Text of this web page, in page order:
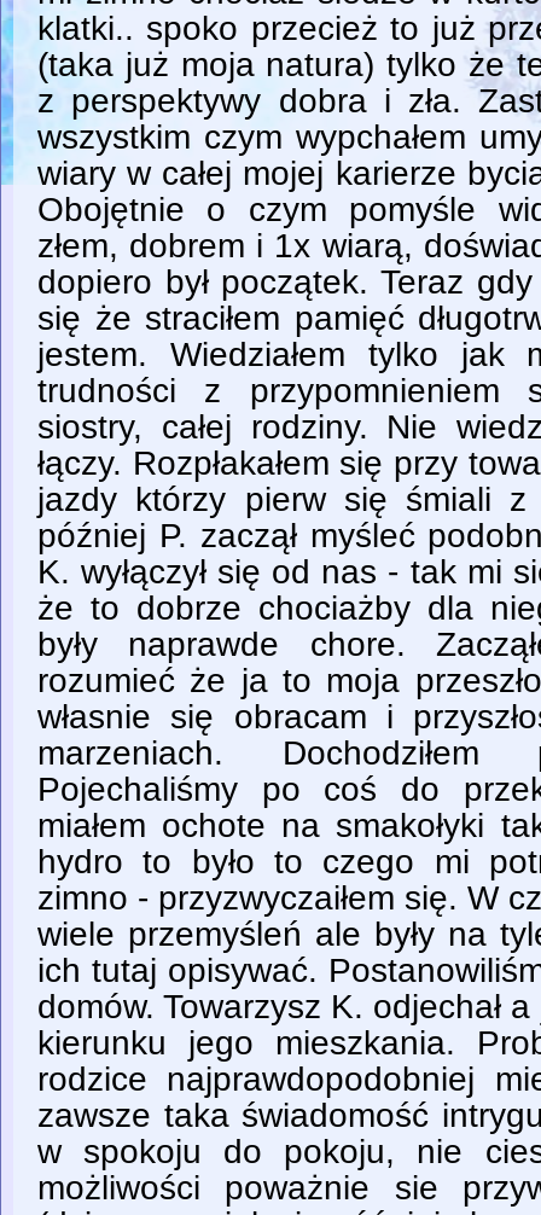
klatki.. spoko przecież to już
(taka już moja natura) tylko że
z perspektywy dobra i zła.
wszystkim czym wypchałem
wiary w całej mojej karierze
Obojętnie o czym pomyśle
złem, dobrem i 1x wiarą,
dopiero był początek. Teraz
się że straciłem pamięć
jestem. Wiedziałem tylko jak
trudności z przypomnieniem
siostry, całej rodziny. Nie
łączy. Rozpłakałem się przy
jazdy którzy pierw się śmiali z
później P. zaczął myśleć
K. wyłączył się od nas - tak mi
że to dobrze chociażby dla
były naprawde chore.
rozumieć że ja to moja
własnie się obracam i
marzeniach.
Pojechaliśmy po coś do
miałem ochote na smakołyki
hydro to było to czego mi
zimno - przyzwyczaiłem się. W
wiele przemyśleń ale były na
ich tutaj opisywać.
domów. Towarzysz K. odjechał
kierunku jego mieszkania.
rodzice najprawdopodobniej
zawsze taka świadomość
w spokoju do pokoju, nie
możliwości poważnie sie